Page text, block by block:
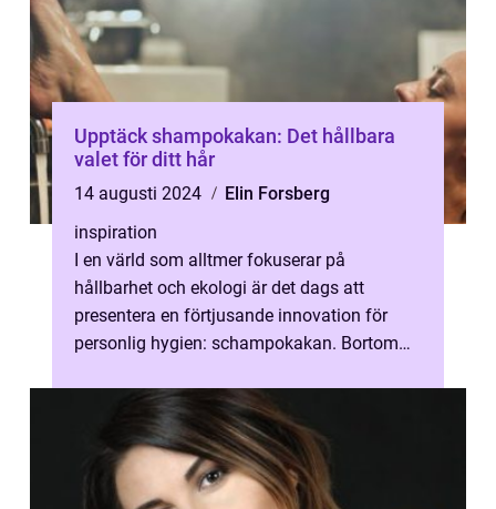
Upptäck shampokakan: Det hållbara
valet för ditt hår
14 augusti 2024
Elin Forsberg
inspiration
I en värld som alltmer fokuserar på
hållbarhet och ekologi är det dags att
presentera en förtjusande innovation för
personlig hygien: schampokakan. Bortom